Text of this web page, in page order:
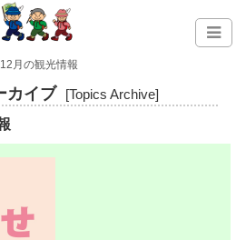
月の観光情報
カイブ [Topics Archive]